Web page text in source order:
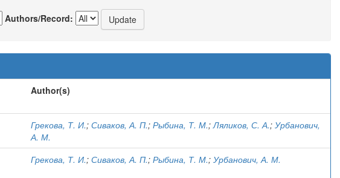
Authors/Record:
Author(s)
Грекова, Т. И.; Сиваков, А. П.; Рыбина, Т. М.;Ляликов, С. А.; Урбанович,
А. М.
Грекова, Т. И.; Сиваков, А. П.; Рыбина, Т. М.; Урбанович, А. М.